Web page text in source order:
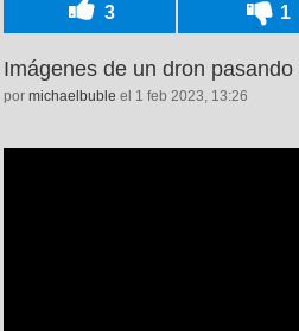
3 1
Imágenes de un dron
por michaelbuble el 1 feb 2023, 13:26